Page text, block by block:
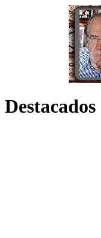
Destacados